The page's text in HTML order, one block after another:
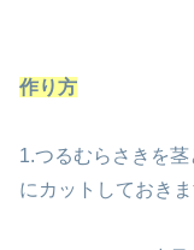
作り方
1.つるむらさきを
にカットしておき